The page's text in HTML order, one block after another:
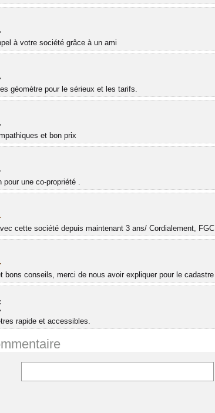
à votre société grâce à un ami
géomètre pour le sérieux et les tarifs.
et bon prix
pour une co-propriété .
cette société depuis maintenant 3 ans/ Cordialement, FGC
bons conseils, merci de nous avoir expliquer pour le cadastre
rapide et accessibles.